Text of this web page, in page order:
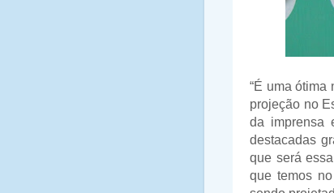
“É uma ótima
projeção no
da imprensa
destacadas
que será
que temos